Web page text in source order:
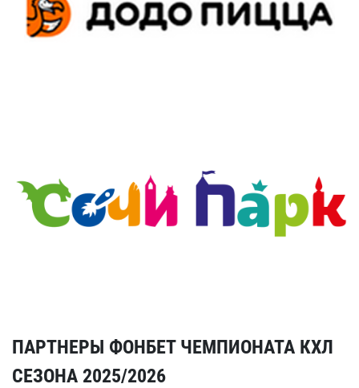
ПАРТНЕРЫ ФОНБЕТ ЧЕМПИОНАТА КХЛ
СЕЗОНА 2025/2026